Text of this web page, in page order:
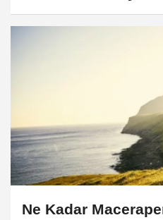
Ne Kadar